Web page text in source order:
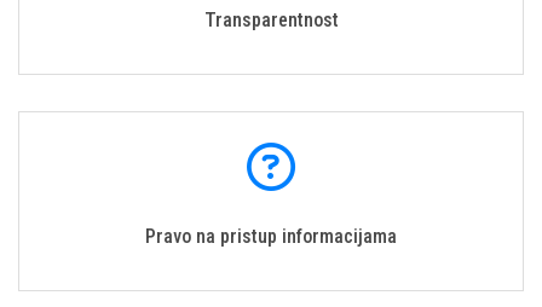
Transparentnost
Pravo na pristup informacijama